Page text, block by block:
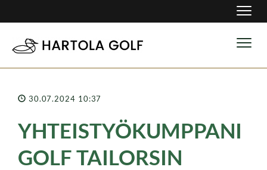
30.07.2024 10:37
YHTEISTYÖKUMPPANI
GOLF TAILORSIN